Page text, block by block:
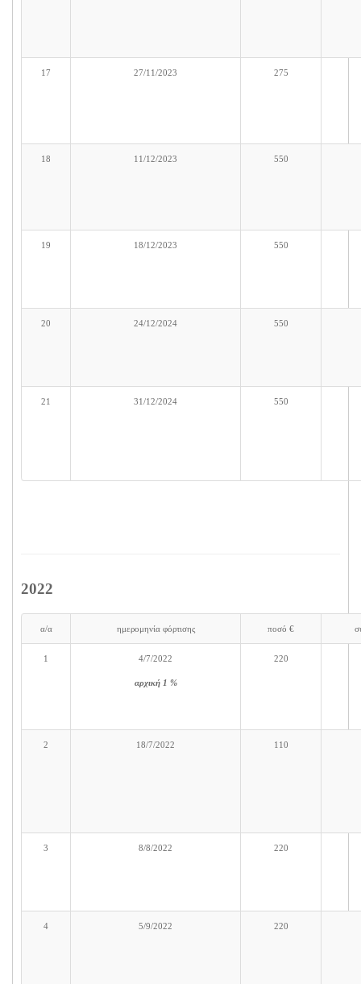
17 27/11/2023 275
18 11/12/2023 550
19 18/12/2023 550
20 24/12/2024 550
21 31/12/2024 550
2022
α/α ημερομηνία φόρτισης ποσό €
1 4/7/2022
αρχική 1 %
220
2 18/7/2022 110
3 8/8/2022 220
4 5/9/2022 220